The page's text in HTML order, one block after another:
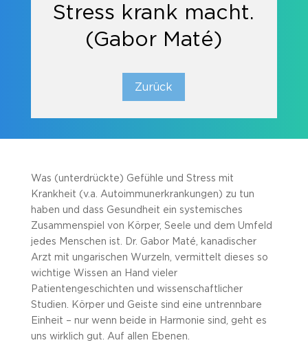
Stress krank macht.
(Gabor Maté)
Zurück
Was (unterdrückte) Gefühle und Stress mit
Krankheit (v.a. Autoimmunerkrankungen) zu tun
haben und dass Gesundheit ein systemisches
Zusammenspiel von Körper, Seele und dem Umfeld
jedes Menschen ist. Dr. Gabor Maté, kanadischer
Arzt mit ungarischen Wurzeln, vermittelt dieses so
wichtige Wissen an Hand vieler
Patientengeschichten und wissenschaftlicher
Studien. Körper und Geiste sind eine untrennbare
Einheit – nur wenn beide in Harmonie sind, geht es
uns wirklich gut. Auf allen Ebenen.